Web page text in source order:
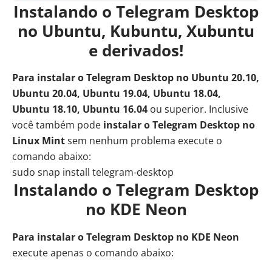
Instalando o Telegram Desktop
no Ubuntu, Kubuntu, Xubuntu
e derivados!
Para instalar o Telegram Desktop no Ubuntu 20.10,
Ubuntu 20.04, Ubuntu 19.04, Ubuntu 18.04,
Ubuntu 18.10, Ubuntu 16.04 ou superior. Inclusive
você também pode instalar o Telegram Desktop no
Linux Mintsem nenhum problema execute o
comando abaixo:
sudo snap install telegram-desktop
Instalando o Telegram Desktop
no KDE Neon
Para instalar o Telegram Desktop no KDE Neon
execute apenas o comando abaixo: